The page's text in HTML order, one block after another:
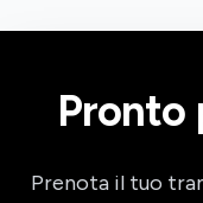
Pronto
Prenota il tuo